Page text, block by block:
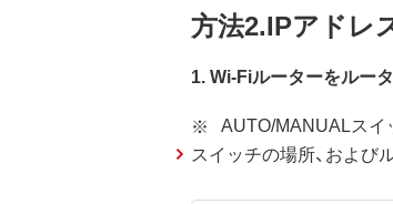
方法2.IPアドレ
1. Wi-Fiルーターをルー
AUTO/MANUALスイ
スイッチの場所、およ